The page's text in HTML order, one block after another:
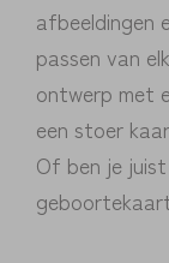
afbeeldingen
passen van
ontwerp met
een stoer
Of ben je